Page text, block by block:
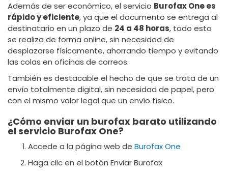
Además de ser económico, el servicio Burofax One es
rápido y eficiente, ya que el documento se entrega al
destinatario en un plazo de 24 a 48 horas, todo esto
se realiza de forma online, sin necesidad de
desplazarse físicamente, ahorrando tiempo y evitando
las colas en oficinas de correos.
También es destacable el hecho de que se trata de un
envío totalmente digital, sin necesidad de papel, pero
con el mismo valor legal que un envío físico.
¿Cómo enviar un burofax barato utilizando
el servicio Burofax One?
Accede a la página web de Burofax One
Haga clic en el botón Enviar Burofax